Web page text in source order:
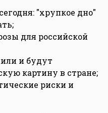
"хрупкое дно"
для российской
и будут
картину в стране;
риски и